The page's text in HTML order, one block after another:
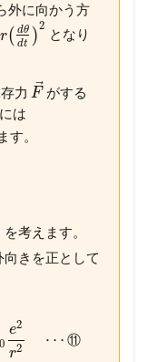
外に向かう方
r( dθ
dt )
2
となり
力 F ⃗がする
は
す。
を考えます。
きを正として
0
e2
r2 ⋯ ⑪